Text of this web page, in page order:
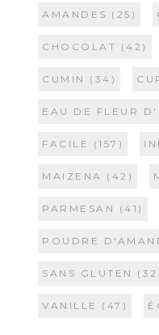
AMANDES (25)
CHOCOLAT (42)
CUMIN (34)
EAU DE FLEUR
FACILE (157)
MAIZENA (42)
PARMESAN (41)
POUDRE
SANS GLUTEN
VANILLE (47)